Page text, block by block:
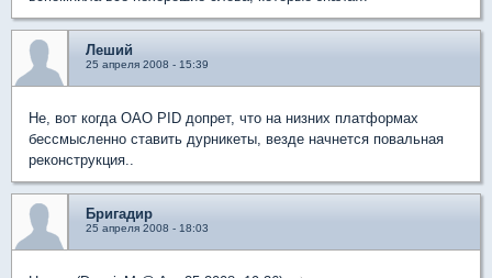
Леший
25 апреля 2008 - 15:39
Не, вот когда ОАО PID допрет, что на низних платформах
бессмысленно ставить дурникеты, везде начнется повальная
реконструкция..
Бригадир
25 апреля 2008 - 18:03